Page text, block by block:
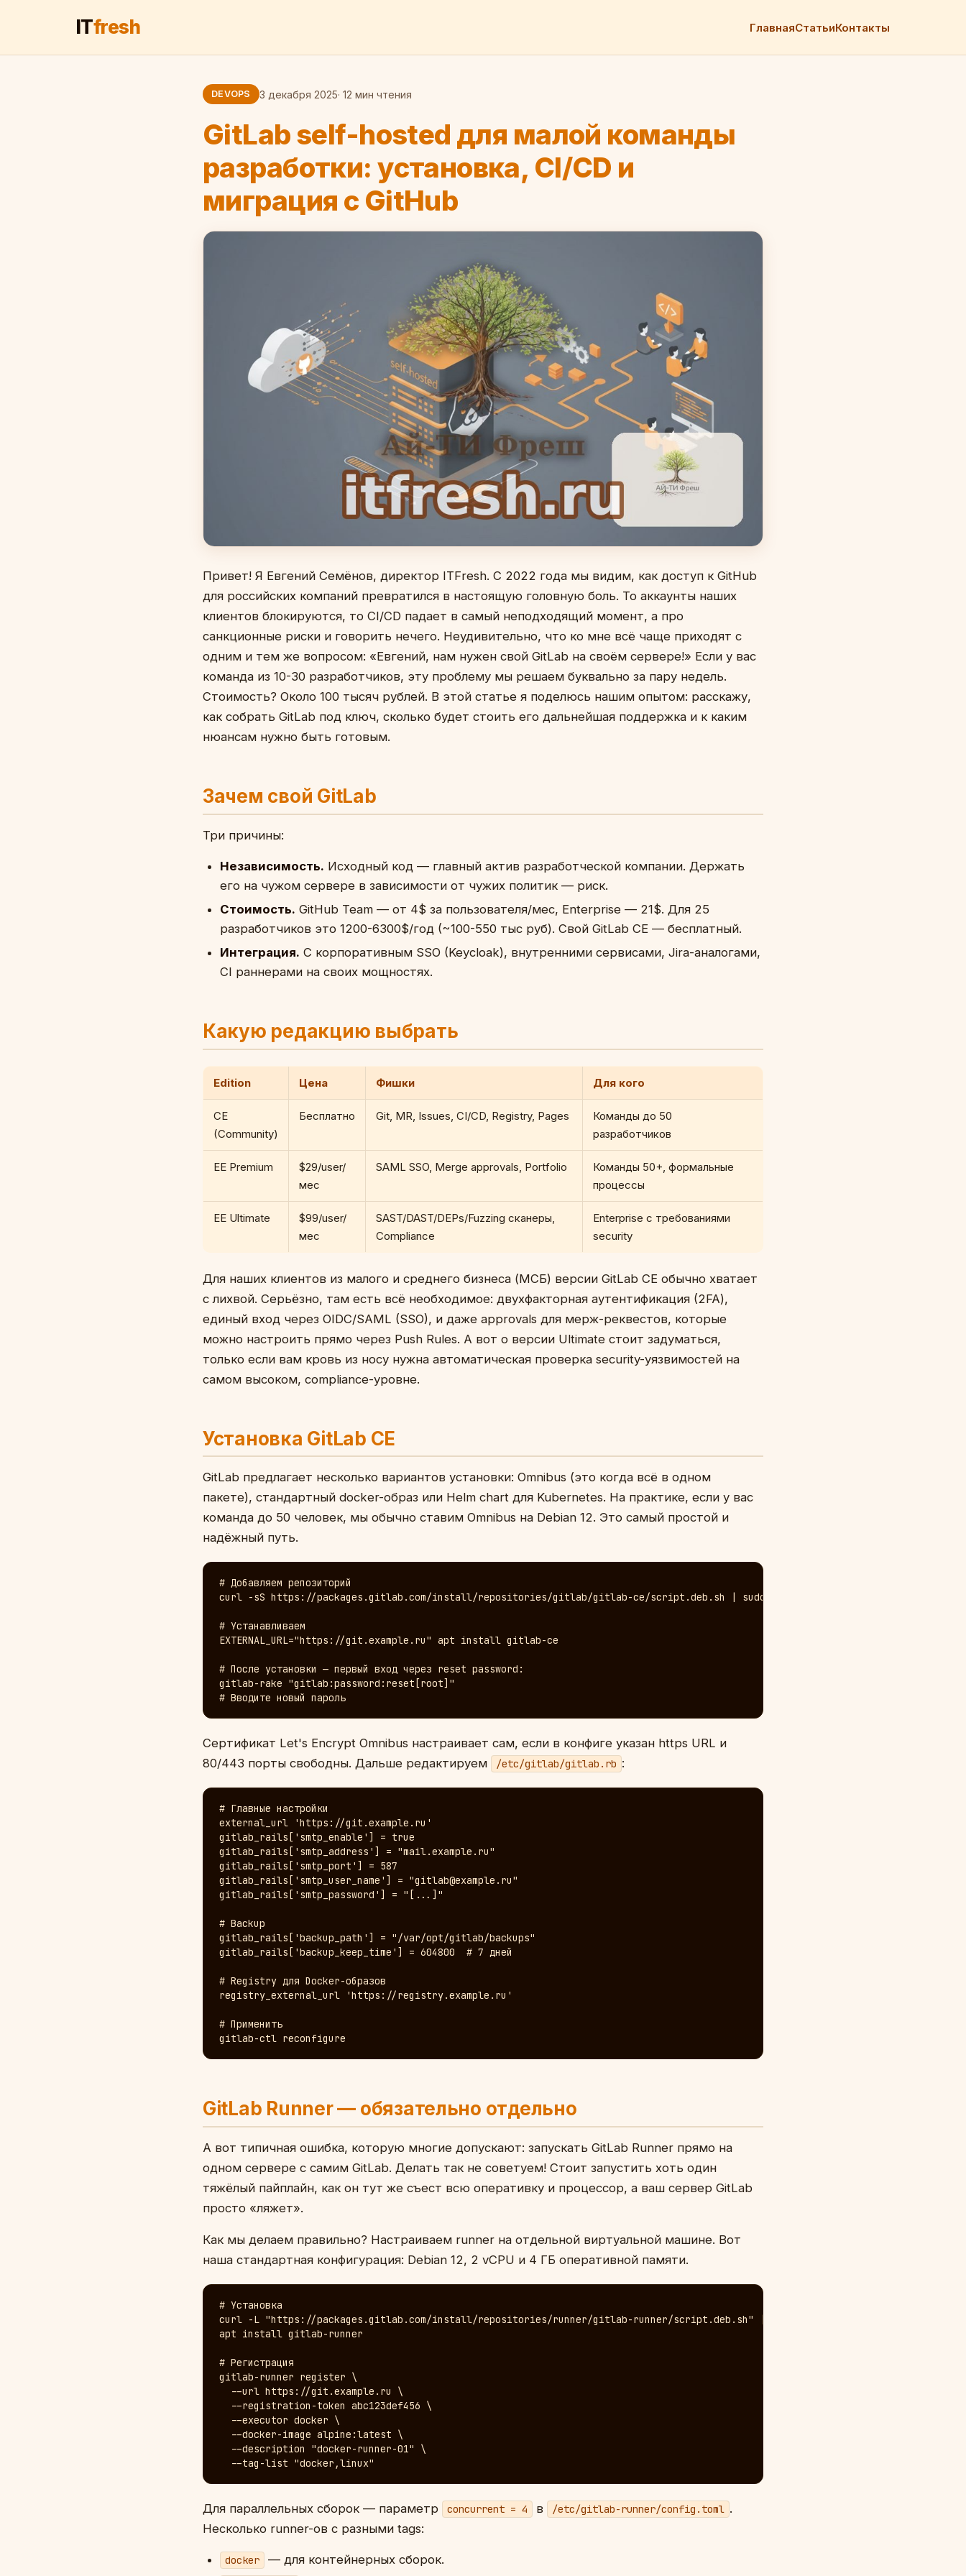
ITfresh ГлавнаяСтатьиКонтакты
DEVOPS 3 декабря 2025· 12 мин чтения
GitLab self-hosted для малой команды
разработки: установка, CI/CD и
миграция с GitHub
Привет! Я Евгений Семёнов, директор ITFresh. С 2022 года мы видим, как доступ к GitHub
для российских компаний превратился в настоящую головную боль. То аккаунты наших
клиентов блокируются, то CI/CD падает в самый неподходящий момент, а про
санкционные риски и говорить нечего. Неудивительно, что ко мне всё чаще приходят с
одним и тем же вопросом: «Евгений, нам нужен свой GitLab на своём сервере!» Если у вас
команда из 10-30 разработчиков, эту проблему мы решаем буквально за пару недель.
Стоимость? Около 100 тысяч рублей. В этой статье я поделюсь нашим опытом: расскажу,
как собрать GitLab под ключ, сколько будет стоить его дальнейшая поддержка и к каким
нюансам нужно быть готовым.
Зачем свой GitLab
Три причины:
Независимость. Исходный код — главный актив разработческой компании. Держать
его на чужом сервере в зависимости от чужих политик — риск.
Стоимость. GitHub Team — от 4$ за пользователя/мес, Enterprise — 21$. Для 25
разработчиков это 1200-6300$/год (~100-550 тыс руб). Свой GitLab CE — бесплатный.
Интеграция. С корпоративным SSO (Keycloak), внутренними сервисами, Jira-аналогами,
CI раннерами на своих мощностях.
Какую редакцию выбрать
Edition Цена Фишки Для кого
CE
(Community)
Бесплатно Git, MR, Issues, CI/CD, Registry, Pages
Команды до 50
разработчиков
EE Premium
$29/user/
мес
SAML SSO, Merge approvals, Portfolio
Команды 50+, формальные
процессы
EE Ultimate
$99/user/
мес
SAST/DAST/DEPs/Fuzzing сканеры,
Compliance
Enterprise с требованиями
security
Для наших клиентов из малого и среднего бизнеса (МСБ) версии GitLab CE обычно хватает
с лихвой. Серьёзно, там есть всё необходимое: двухфакторная аутентификация (2FA),
единый вход через OIDC/SAML (SSO), и даже approvals для мерж-реквестов, которые
можно настроить прямо через Push Rules. А вот о версии Ultimate стоит задуматься,
только если вам кровь из носу нужна автоматическая проверка security-уязвимостей на
самом высоком, compliance-уровне.
Установка GitLab CE
GitLab предлагает несколько вариантов установки: Omnibus (это когда всё в одном
пакете), стандартный docker-образ или Helm chart для Kubernetes. На практике, если у вас
команда до 50 человек, мы обычно ставим Omnibus на Debian 12. Это самый простой и
надёжный путь.
# Добавляем репозиторий
curl -sS https://packages.gitlab.com/install/repositories/gitlab/gitlab-ce/script.deb.sh | sudo bash
# Устанавливаем
EXTERNAL_URL="https://git.example.ru" apt install gitlab-ce
# После установки — первый вход через reset password:
gitlab-rake "gitlab:password:reset[root]"
# Вводите новый пароль
Сертификат Let's Encrypt Omnibus настраивает сам, если в конфиге указан https URL и
80/443 порты свободны. Дальше редактируем
/etc/gitlab/gitlab.rb :
# Главные настройки
external_url 'https://git.example.ru'
gitlab_rails['smtp_enable'] = true
gitlab_rails['smtp_address'] = "mail.example.ru"
gitlab_rails['smtp_port'] = 587
gitlab_rails['smtp_user_name'] = "gitlab@example.ru"
gitlab_rails['smtp_password'] = "[...]"
# Backup
gitlab_rails['backup_path'] = "/var/opt/gitlab/backups"
gitlab_rails['backup_keep_time'] = 604800  # 7 дней
# Registry для Docker-образов
registry_external_url 'https://registry.example.ru'
# Применить
gitlab-ctl reconfigure
GitLab Runner — обязательно отдельно
А вот типичная ошибка, которую многие допускают: запускать GitLab Runner прямо на
одном сервере с самим GitLab. Делать так не советуем! Стоит запустить хоть один
тяжёлый пайплайн, как он тут же съест всю оперативку и процессор, а ваш сервер GitLab
просто «ляжет».
Как мы делаем правильно? Настраиваем runner на отдельной виртуальной машине. Вот
наша стандартная конфигурация: Debian 12, 2 vCPU и 4 ГБ оперативной памяти.
# Установка
curl -L "https://packages.gitlab.com/install/repositories/runner/gitlab-runner/script.deb.sh" | bash
apt install gitlab-runner
# Регистрация
gitlab-runner register \
  --url https://git.example.ru \
  --registration-token abc123def456 \
  --executor docker \
  --docker-image alpine:latest \
  --description "docker-runner-01" \
  --tag-list "docker,linux"
Для параллельных сборок — параметр concurrent = 4 в /etc/gitlab-runner/config.toml .
Несколько runner-ов с разными tags:
docker — для контейнерных сборок.